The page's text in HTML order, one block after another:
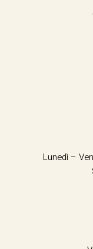
Lunedì –